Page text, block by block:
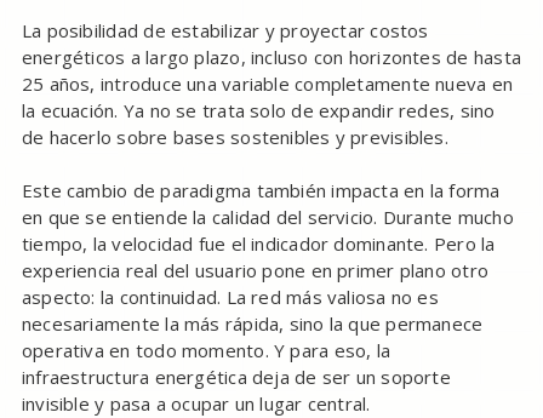
La posibilidad de estabilizar y proyectar costos
energéticos a largo plazo, incluso con horizontes de hasta
25 años, introduce una variable completamente nueva en
la ecuación. Ya no se trata solo de expandir redes, sino
de hacerlo sobre bases sostenibles y previsibles.
Este cambio de paradigma también impacta en la forma
en que se entiende la calidad del servicio. Durante mucho
tiempo, la velocidad fue el indicador dominante. Pero la
experiencia real del usuario pone en primer plano otro
aspecto: la continuidad. La red más valiosa no es
necesariamente la más rápida, sino la que permanece
operativa en todo momento. Y para eso, la
infraestructura energética deja de ser un soporte
invisible y pasa a ocupar un lugar central.